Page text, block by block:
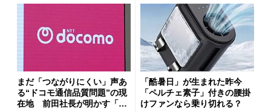
まだ「つながりにくい」声あ
る“ドコモ通信品質問題”の現
在地 前田社長が明かす「道
「酷暑日」が生まれた昨今
「ペルチェ素子」付きの腰掛
けファンなら乗り切れる？